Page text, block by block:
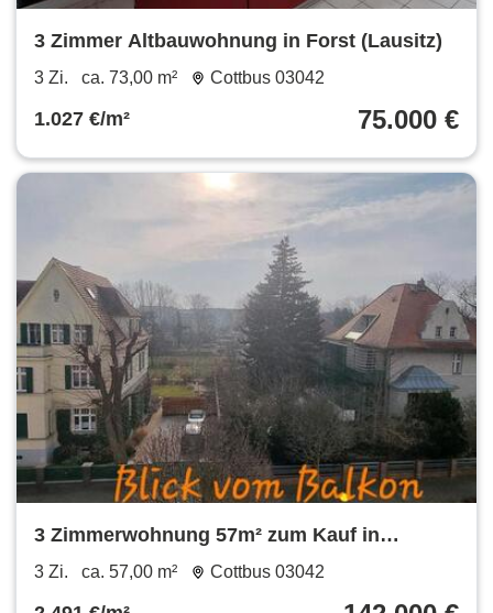
3 Zimmer Altbauwohnung in Forst (Lausitz)
3 Zi. ca. 73,00 m² Cottbus 03042
1.027 €/m² 75.000 €
3 Zimmerwohnung 57m² zum Kauf in
Cottbus
3 Zi. ca. 57,00 m² Cottbus 03042